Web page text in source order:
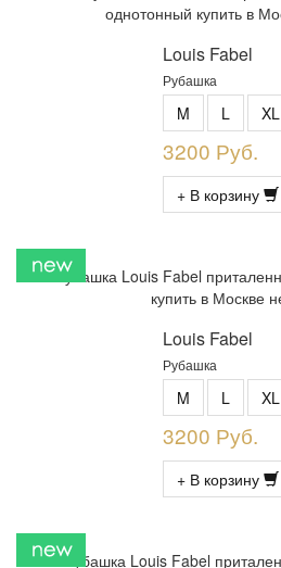
Louis Fabel
Рубашка
M L XL
3200 Руб.
+ В корзину
Louis Fabel
Рубашка
M L XL
3200 Руб.
+ В корзину